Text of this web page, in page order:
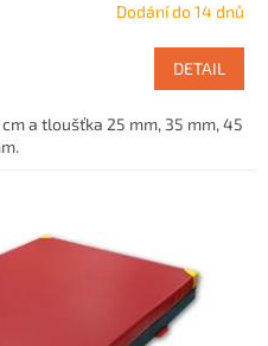
Dodání do 14 dnů
DETAIL
a tloušťka 25 mm, 35 mm, 45